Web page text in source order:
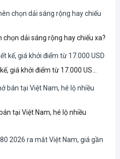
dải sáng rộng hay chiếu xa?
giá khởi điểm từ 17.000 US...
tại Việt Nam, hé lộ nhiều